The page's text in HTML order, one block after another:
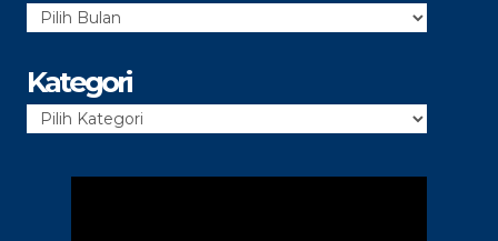
Arsip
Kategori
Kategori